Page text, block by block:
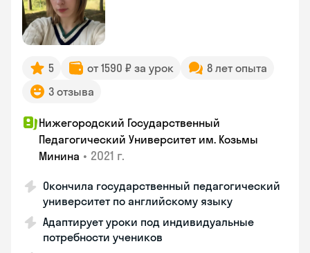
5 от 1590 ₽ за урок
8 лет опыта
3 отзыва
Нижегородский Государственный
Педагогический Университет им. Козьмы
Минина • 2021 г.
Окончила государственный педагогический
университет по английскому языку
Адаптирует уроки под индивидуальные
потребности учеников